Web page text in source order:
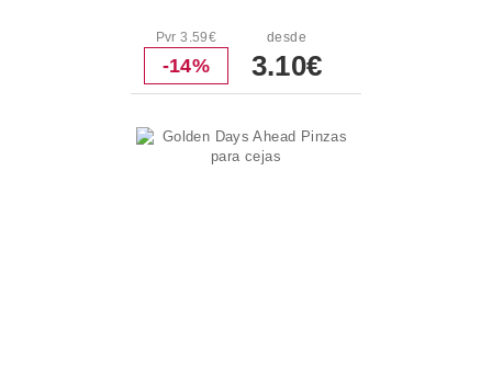
Pvr 3.59€
-14%
desde
3.10€